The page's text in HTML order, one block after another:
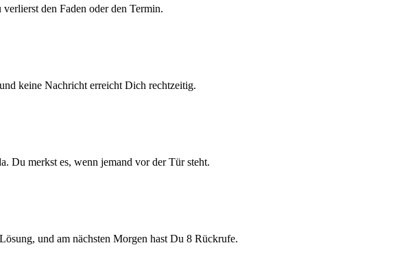
den Faden oder den Termin.
keine Nachricht erreicht Dich rechtzeitig.
Du merkst es, wenn jemand vor der Tür steht.
und am nächsten Morgen hast Du 8 Rückrufe.